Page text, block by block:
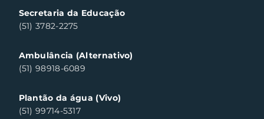
do Sul
Secretaria da Educação
(51) 3782-2275
Ambulância (Alternativo)
(51) 98918-6089
Plantão da água (Vivo)
(51) 99714-5317